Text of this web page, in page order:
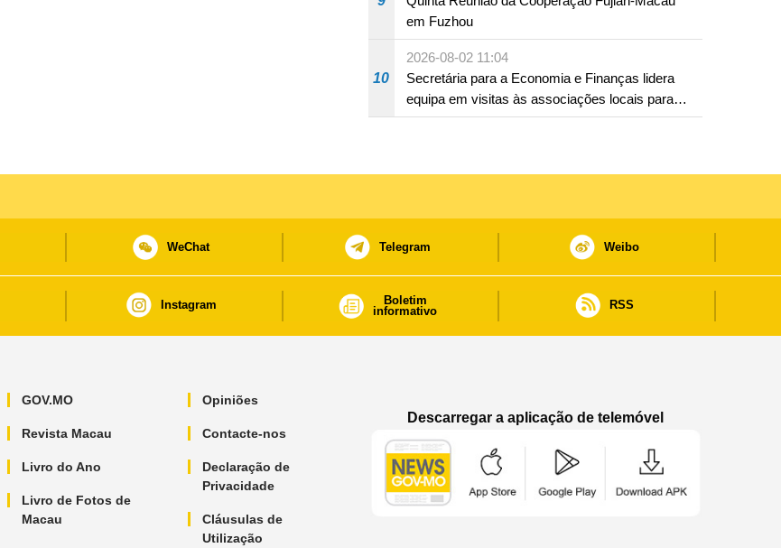
em Fuzhou
10
2026-08-02 11:04
Secretária para a Economia e Finanças lidera
equipa em visitas às associações locais para
consolidar consensos e promover os trabalhos
WeChat Telegram Weibo
Instagram
Boletim
informativo
RSS
GOV.MO
Revista Macau
Livro do Ano
Livro de Fotos de
Macau
Opiniões
Contacte-nos
Declaração de
Privacidade
Cláusulas de
Utilização
Descarregar a aplicação de telemóvel